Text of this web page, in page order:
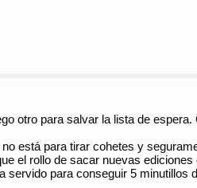
otro para salvar la lista de
está para tirar cohetes y
el rollo de sacar nuevas
para conseguir 5 minutillos